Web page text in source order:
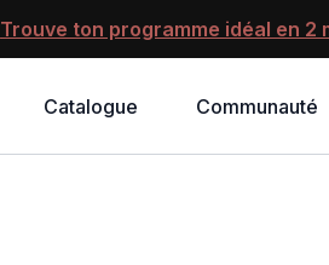
Trouve ton programme idéal en 2
Catalogue Communauté